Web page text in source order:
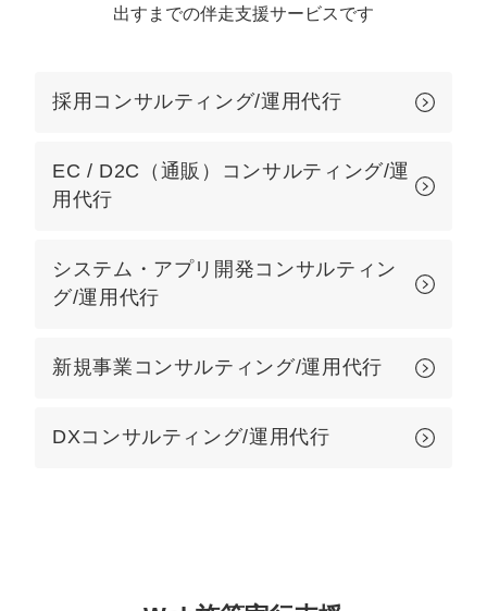
出すまでの伴走支援サービスです
採用コンサルティング/運用代行
EC / D2C（通販）コンサルティング/運
用代行
システム・アプリ開発コンサルティン
グ/運用代行
新規事業コンサルティング/運用代行
DXコンサルティング/運用代行